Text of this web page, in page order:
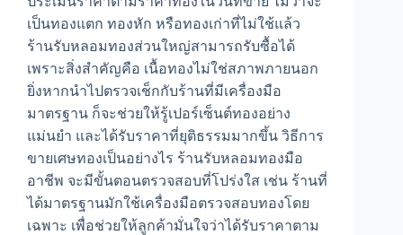
เป็นทองแตก ทองหัก หรือทองเก่าที่ไม่ใช้แล้ว
ร้านรับหลอมทองส่วนใหญ่สามารถรับซื้อได้
เพราะสิ่งสำคัญคือ เนื้อทองไม่ใช่สภาพภายนอก
ยิ่งหากนำไปตรวจเช็กกับร้านที่มีเครื่องมือ
มาตรฐาน ก็จะช่วยให้รู้เปอร์เซ็นต์ทองอย่าง
แม่นยำ และได้รับราคาที่ยุติธรรมมากขึ้น วิธีการ
ขายเศษทองเป็นอย่างไร ร้านรับหลอมทองมือ
อาชีพ จะมีขั้นตอนตรวจสอบที่โปร่งใส เช่น ร้านที่
ได้มาตรฐานมักใช้เครื่องมือตรวจสอบทองโดย
เฉพาะ เพื่อช่วยให้ลูกค้ามั่นใจว่าได้รับราคาตาม